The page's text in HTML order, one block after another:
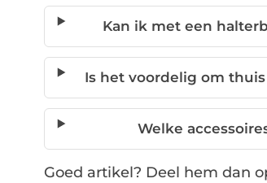
Kan ik met een
Is het voordelig om
Welke
Goed artikel? Deel hem dan